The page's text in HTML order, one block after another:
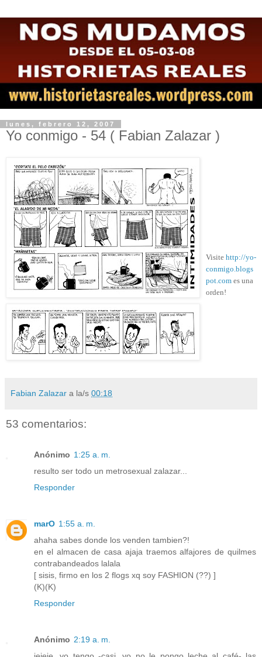
lunes, febrero 12, 2007
Yo conmigo - 54 ( Fabian Zalazar )
Visite http://yo-
conmigo.blogs
pot.com es una
orden!
Fabian Zalazar a la/s 00:18
53 comentarios:
Anónimo 1:25 a. m.
resulto ser todo un metrosexual zalazar...
Responder
marO 1:55 a. m.
ahaha sabes donde los venden tambien?!
en el almacen de casa ajaja traemos alfajores de quilmes
contrabandeados lalala
[ sisis, firmo en los 2 flogs xq soy FASHION (??) ]
(K)(K)
Responder
Anónimo 2:19 a. m.